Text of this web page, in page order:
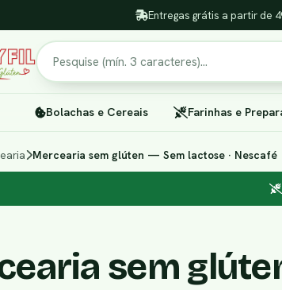
Entregas grátis a partir de
Pesquisar
Bolachas e Cereais Farinhas e
Mercearia sem glúten — Sem lactose · Nescafé
sem